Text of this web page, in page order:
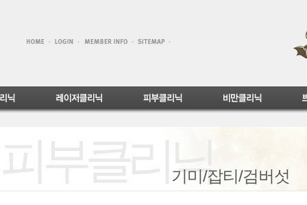
피부클리닉기미/잡티/검버섯